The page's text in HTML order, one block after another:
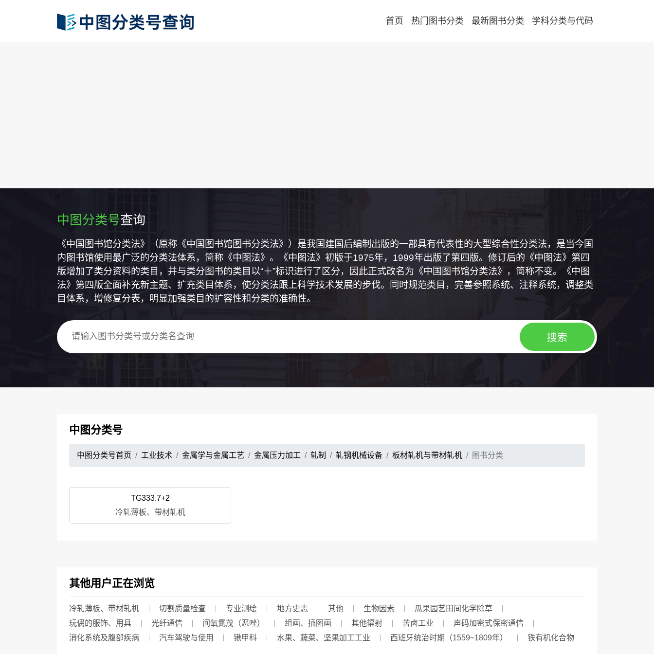
首页 热门图书分类 最新图书分类 学科分类与代码
中图分类号查询
《中国图书馆分类法》（原称《中国图书馆图书分类法》）是我国建国后编制出版的一部具有代表性的大型综合性分类法，是当今国
内图书馆使用最广泛的分类法体系，简称《中图法》。《中图法》初版于1975年，1999年出版了第四版。修订后的《中图法》第四
版增加了类分资料的类目，并与类分图书的类目以“＋”标识进行了区分，因此正式改名为《中国图书馆分类法》，简称不变。《中图
法》第四版全面补充新主题、扩充类目体系，使分类法跟上科学技术发展的步伐。同时规范类目，完善参照系统、注释系统，调整类
目体系，增修复分表，明显加强类目的扩容性和分类的准确性。
中图分类号
中图分类号首页 工业技术 金属学与金属工艺 金属压力加工 轧制 轧钢机械设备 板材轧机与带材轧机 图书分类
TG333.7+2
冷轧薄板、带材轧机
其他用户正在浏览
冷轧薄板、带材轧机 切割质量检查 专业测绘 地方史志 其他 生物因素
瓜果园艺田间化学除草
玩偶的服饰、用具
光纤通信 间氧氮茂（恶唑） 组画、插图画 其他辐射 苦卤工业
声码加密式保密通信
消化系统及腹部疾病
汽车驾驶与使用 锹甲科 水果、蔬菜、坚果加工工业 西班牙统治时期（1559~1809年） 铁有机化合物